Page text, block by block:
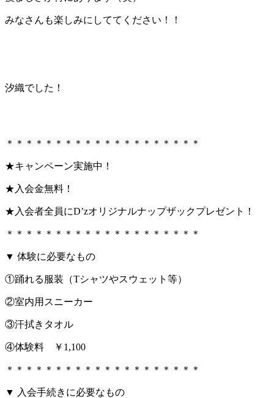
みなさんも楽しみにしててください！！
汐織でした！
＊＊＊＊＊＊＊＊＊＊＊＊＊＊＊＊＊＊＊＊
★キャンペーン実施中！
★入会金無料！
★入会者全員にD’zオリジナルナップザックプレゼント！
＊＊＊＊＊＊＊＊＊＊＊＊＊＊＊＊＊＊＊＊
▼ 体験に必要なもの
①踊れる服装（Tシャツやスウェット等）
②室内用スニーカー
③汗拭きタオル
④体験料 ￥1,100
＊＊＊＊＊＊＊＊＊＊＊＊＊＊＊＊＊＊＊＊
▼ 入会手続きに必要なもの